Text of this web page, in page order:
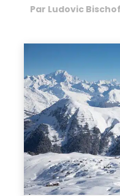
Par Ludovic